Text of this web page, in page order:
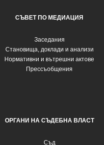
СЪВЕТ ПО МЕДИАЦИЯ
Заседания
Становища, доклади и анализи
Нормативни и вътрешни актове
Прессъобщения
ОРГАНИ НА СЪДЕБНА ВЛАСТ
Съд